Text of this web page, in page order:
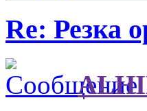
Re: Резка